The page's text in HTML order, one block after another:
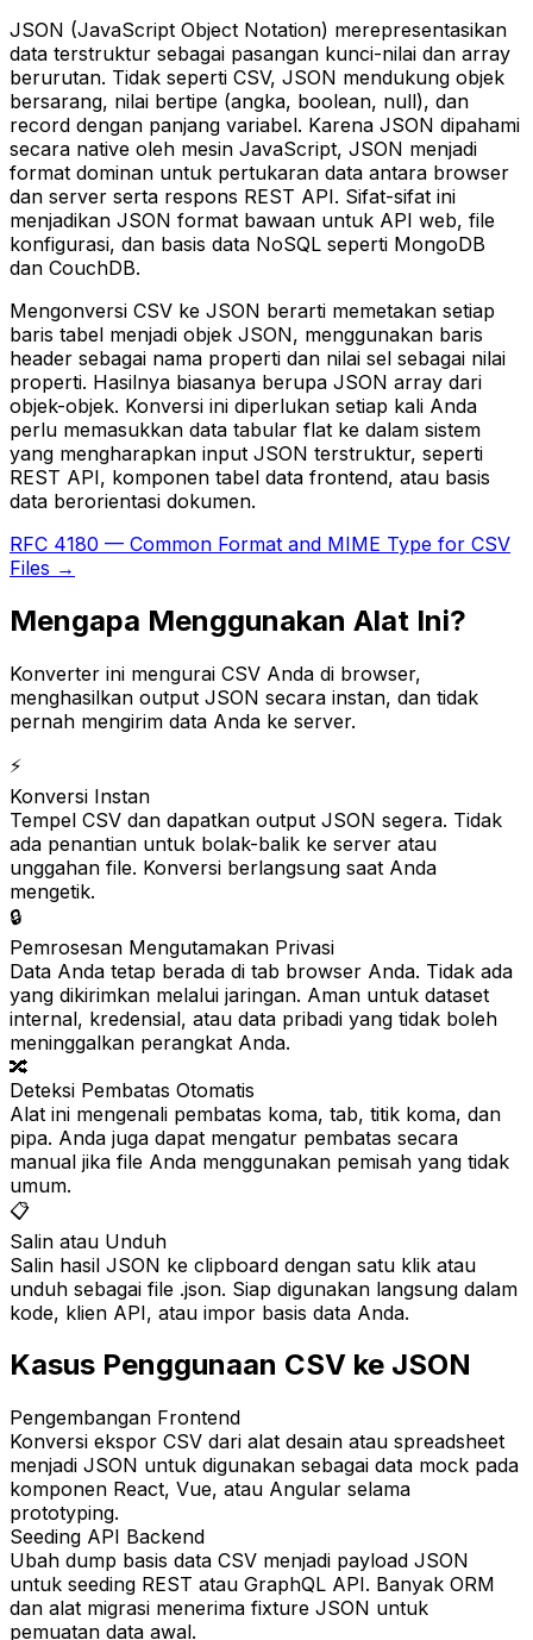
JSON (JavaScript Object Notation) merepresentasikan
data terstruktur sebagai pasangan kunci-nilai dan array
berurutan. Tidak seperti CSV, JSON mendukung objek
bersarang, nilai bertipe (angka, boolean, null), dan
record dengan panjang variabel. Karena JSON dipahami
secara native oleh mesin JavaScript, JSON menjadi
format dominan untuk pertukaran data antara browser
dan server serta respons REST API. Sifat-sifat ini
menjadikan JSON format bawaan untuk API web, file
konfigurasi, dan basis data NoSQL seperti MongoDB
dan CouchDB.
Mengonversi CSV ke JSON berarti memetakan setiap
baris tabel menjadi objek JSON, menggunakan baris
header sebagai nama properti dan nilai sel sebagai nilai
properti. Hasilnya biasanya berupa JSON array dari
objek-objek. Konversi ini diperlukan setiap kali Anda
perlu memasukkan data tabular flat ke dalam sistem
yang mengharapkan input JSON terstruktur, seperti
REST API, komponen tabel data frontend, atau basis
data berorientasi dokumen.
RFC 4180 — Common Format and MIME Type for CSV
Files →
Mengapa Menggunakan Alat Ini?
Konverter ini mengurai CSV Anda di browser,
menghasilkan output JSON secara instan, dan tidak
pernah mengirim data Anda ke server.
⚡
Konversi Instan
Tempel CSV dan dapatkan output JSON segera. Tidak
ada penantian untuk bolak-balik ke server atau
unggahan file. Konversi berlangsung saat Anda
mengetik.
🔒
Pemrosesan Mengutamakan Privasi
Data Anda tetap berada di tab browser Anda. Tidak ada
yang dikirimkan melalui jaringan. Aman untuk dataset
internal, kredensial, atau data pribadi yang tidak boleh
meninggalkan perangkat Anda.
🔀
Deteksi Pembatas Otomatis
Alat ini mengenali pembatas koma, tab, titik koma, dan
pipa. Anda juga dapat mengatur pembatas secara
manual jika file Anda menggunakan pemisah yang tidak
umum.
📋
Salin atau Unduh
Salin hasil JSON ke clipboard dengan satu klik atau
unduh sebagai file .json. Siap digunakan langsung dalam
kode, klien API, atau impor basis data Anda.
Kasus Penggunaan CSV ke JSON
Pengembangan Frontend
Konversi ekspor CSV dari alat desain atau spreadsheet
menjadi JSON untuk digunakan sebagai data mock pada
komponen React, Vue, atau Angular selama
prototyping.
Seeding API Backend
Ubah dump basis data CSV menjadi payload JSON
untuk seeding REST atau GraphQL API. Banyak ORM
dan alat migrasi menerima fixture JSON untuk
pemuatan data awal.